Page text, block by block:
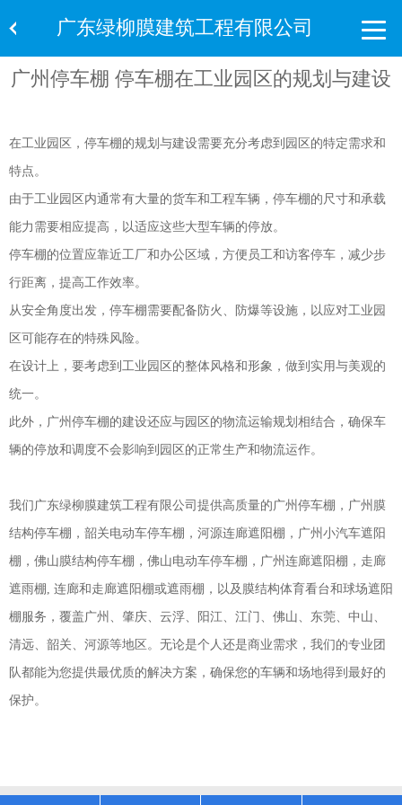
广东绿柳膜建筑工程有限公司
广州停车棚 停车棚在工业园区的规划与建设
在工业园区，停车棚的规划与建设需要充分考虑到园区的特定需求和
特点。
由于工业园区内通常有大量的货车和工程车辆，停车棚的尺寸和承载
能力需要相应提高，以适应这些大型车辆的停放。
停车棚的位置应靠近工厂和办公区域，方便员工和访客停车，减少步
行距离，提高工作效率。
从安全角度出发，停车棚需要配备防火、防爆等设施，以应对工业园
区可能存在的特殊风险。
在设计上，要考虑到工业园区的整体风格和形象，做到实用与美观的
统一。
此外， 广州停车棚的建设还应与园区的物流运输规划相结合，确保车
辆的停放和调度不会影响到园区的正常生产和物流运作。
我们广东绿柳膜建筑工程有限公司提供高质量的广州停车棚 ，广州膜
结构停车棚，韶关电动车停车棚，河源连廊遮阳棚， 广州小汽车遮阳
棚 ，佛山膜结构停车棚，佛山电动车停车棚，广州连廊遮阳棚，走廊
遮雨棚, 连廊和走廊遮阳棚或遮雨棚，以及膜结构体育看台和球场遮阳
棚服务，覆盖广州、肇庆、云浮、阳江、江门、佛山、东莞、中山、
清远、韶关、河源等地区。无论是个人还是商业需求，我们的专业团
队都能为您提供最优质的解决方案，确保您的车辆和场地得到最好的
保护。